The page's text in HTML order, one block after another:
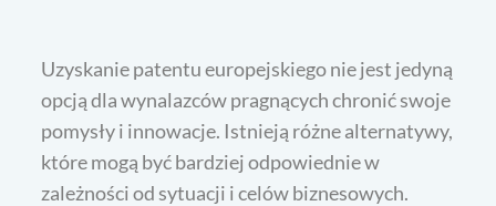
Uzyskanie patentu europejskiego nie jest jedyną
opcją dla wynalazców pragnących chronić swoje
pomysły i innowacje. Istnieją różne alternatywy,
które mogą być bardziej odpowiednie w
zależności od sytuacji i celów biznesowych.